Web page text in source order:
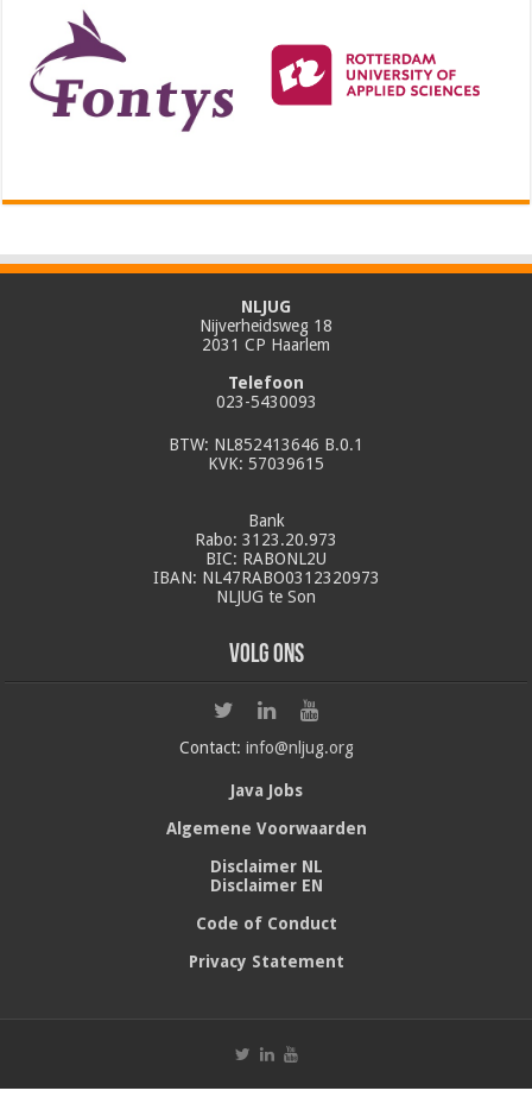
NLJUG
Nijverheidsweg 18
2031 CP Haarlem
Telefoon
023-5430093
BTW: NL852413646 B.0.1
KVK: 57039615
Bank
Rabo: 3123.20.973
BIC: RABONL2U
IBAN: NL47RABO0312320973
NLJUG te Son
Volg ons
Contact: info@nljug.org
Java Jobs
Algemene Voorwaarden
Disclaimer NL
Disclaimer EN
Code of Conduct
Privacy Statement